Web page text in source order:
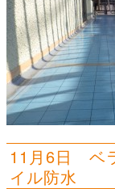
11月6日 ベ
イル防水